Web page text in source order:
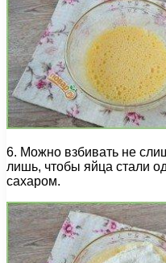
6. Можно взбивать не
лишь, чтобы яйца стали
сахаром.